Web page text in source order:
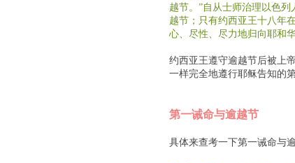
越节。”自从士师治理以色
越节；只有约西亚王十八年
心、尽性、尽力地归向耶和
约西亚王遵守逾越节后被上
一样完全地遵行耶稣告知的第
第一诫命与逾越节
具体来查考一下第一诫命与